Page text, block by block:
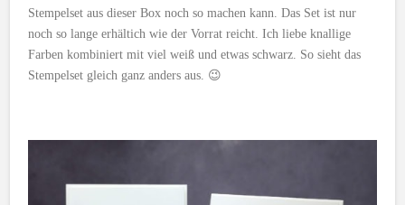
Stempelset aus dieser Box noch so machen kann. Das Set ist nur
noch so lange erhältich wie der Vorrat reicht. Ich liebe knallige
Farben kombiniert mit viel weiß und etwas schwarz. So sieht das
Stempelset gleich ganz anders aus. 😉